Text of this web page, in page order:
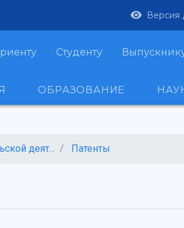
Версия
Студенту
ОБРАЗОВАНИЕ
деят... Патенты